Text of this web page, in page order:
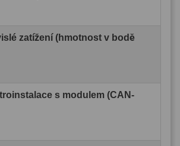
zatížení (hmotnost v bodě
s modulem (CAN-